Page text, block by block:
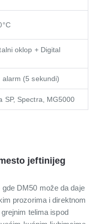
oklop + Digital
alarm (5 sekundi)
SP, Spectra, MG5000
jeftinijeg
DM50 može da daje
prozorima i direktnom
telima ispod